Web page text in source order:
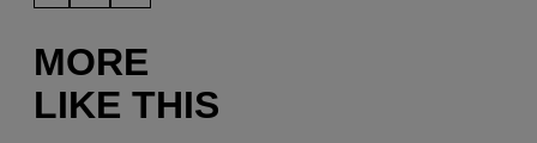
MORE
LIKE THIS